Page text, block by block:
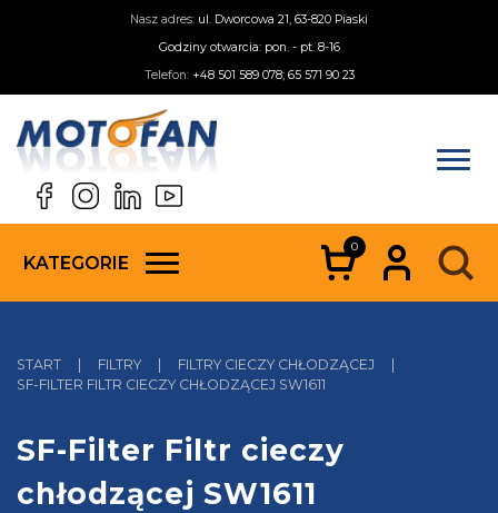
Nasz adres: ul. Dworcowa 21, 63-820 Piaski
Godziny otwarcia: pon. - pt. 8-16
Telefon: +48 501 589 078; 65 571 90 23
KATEGORIE
0
START | FILTRY | FILTRY CIECZY CHŁODZĄCEJ
|
SF-FILTER FILTR CIECZY CHŁODZĄCEJ SW1611
SF-Filter Filtr cieczy
chłodzącej SW1611